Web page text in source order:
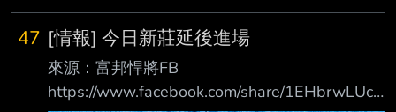
▼ 若林楽人 （外野手） 林安可 （外
野手） 羅德 Joey Lucchesi （投手） 抹消▼
無 阪神、DeNA、中日、廣島： 15:00 公布 本
日抹消選手於 8/19 以後才能再度登錄一軍。
47 [情報] 今日新莊延後進場
來源：富邦悍將FB
https://www.facebook.com/share/1EHbrwLUcN